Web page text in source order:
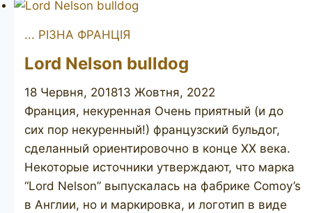
... РІЗНА ФРАНЦІЯ
Lord Nelson bulldog
18 Червня, 201813 Жовтня, 2022
Франция, некуренная Очень приятный (и до
сих пор некуренный!) французский бульдог,
сделанный ориентировочно в конце ХХ века.
Некоторые источники утверждают, что марка
“Lord Nelson” выпускалась на фабрике Comoy’s
в Англии, но и маркировка, и логотип в виде